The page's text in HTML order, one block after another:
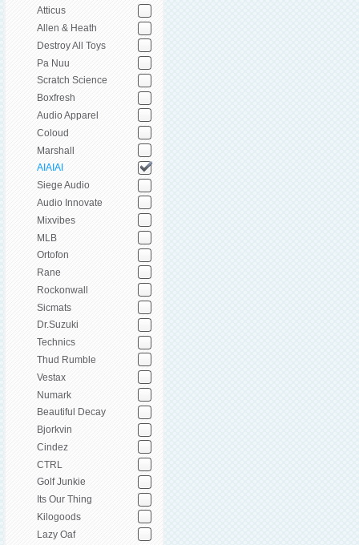
Atticus
Allen & Heath
Destroy All Toys
Pa Nuu
Scratch Science
Boxfresh
Audio Apparel
Coloud
Marshall
AIAIAI
Siege Audio
Audio Innovate
Mixvibes
MLB
Ortofon
Rane
Rockonwall
Sicmats
Dr.Suzuki
Technics
Thud Rumble
Vestax
Numark
Beautiful Decay
Bjorkvin
Cindez
CTRL
Golf Junkie
Its Our Thing
Kilogoods
Lazy Oaf